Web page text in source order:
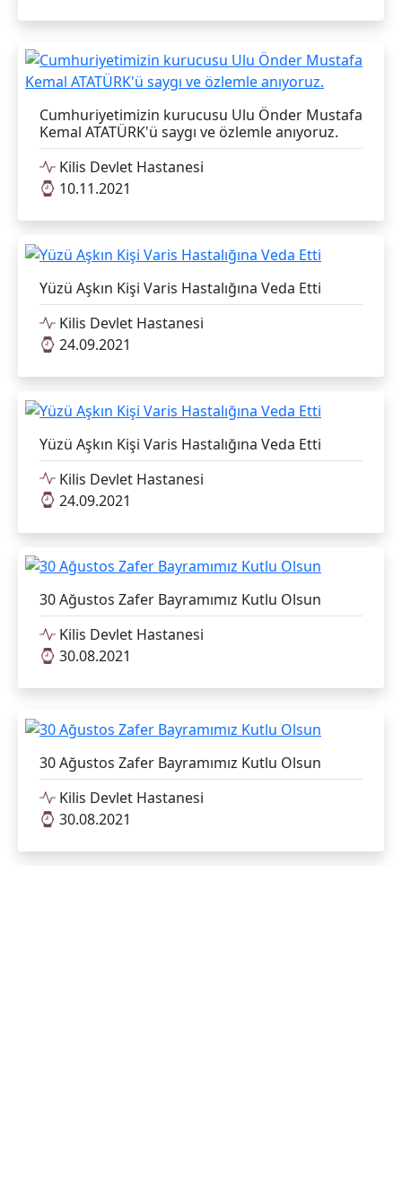
Cumhuriyetimizin kurucusu Ulu Önder Mustafa
Kemal ATATÜRK'ü saygı ve özlemle anıyoruz.
Kilis Devlet Hastanesi
10.11.2021
Yüzü Aşkın Kişi Varis Hastalığına Veda Etti
Kilis Devlet Hastanesi
24.09.2021
Yüzü Aşkın Kişi Varis Hastalığına Veda Etti
Kilis Devlet Hastanesi
24.09.2021
30 Ağustos Zafer Bayramımız Kutlu Olsun
Kilis Devlet Hastanesi
30.08.2021
30 Ağustos Zafer Bayramımız Kutlu Olsun
Kilis Devlet Hastanesi
30.08.2021